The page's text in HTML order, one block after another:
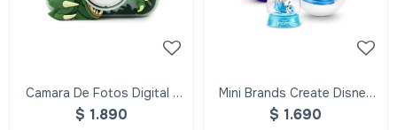
Camara De Fotos Digital -
Dino
$ 1.890
Mini Brands Create Disney
Snow Glo
$ 1.690